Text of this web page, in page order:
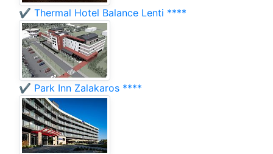
✔️ Thermal Hotel Balance Lenti ****
✔️ Park Inn Zalakaros ****